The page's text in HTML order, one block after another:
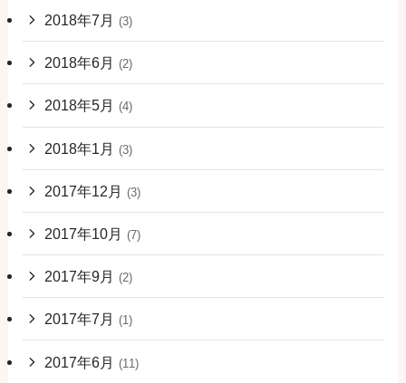
2018年7月 (3)
2018年6月 (2)
2018年5月 (4)
2018年1月 (3)
2017年12月 (3)
2017年10月 (7)
2017年9月 (2)
2017年7月 (1)
2017年6月 (11)